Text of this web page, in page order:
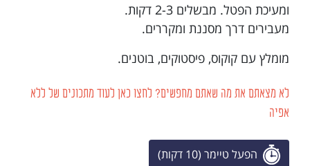
ומעיכת הפטל. מבשלים 2-3 דקות.
מעבירים דרך מסננת ומקררים.
מומלץ עם קוקוס, פיסטוקים, בוטנים.
לא מצאתם את מה שאתם מחפשים? לחצו כאן לעוד מתכונים של ללא
אפיה
הפעל טיימר (10 דקות)